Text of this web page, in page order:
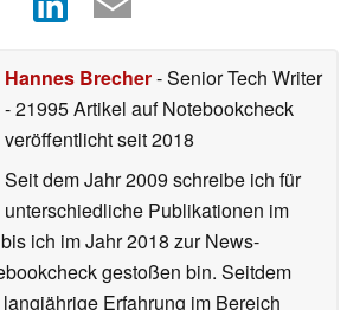
Hannes Brecher- Senior Tech Writer
- 21995 Artikel auf Notebookcheck
veröffentlichtseit 2018
Seit dem Jahr 2009 schreibe ich für
unterschiedliche Publikationen im
ich im Jahr 2018 zur News-
gestoßen bin. Seitdem
Erfahrung im Bereich